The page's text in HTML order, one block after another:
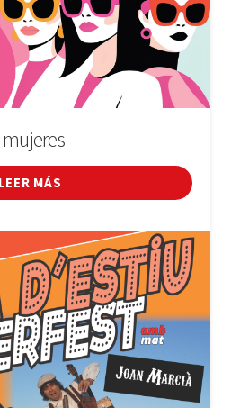
LEER MÁS